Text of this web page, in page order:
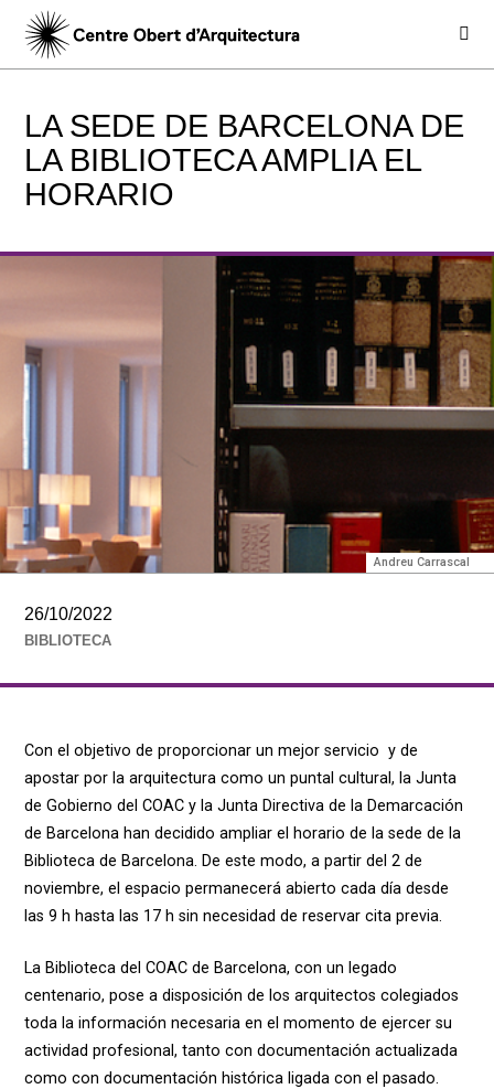
LA SEDE DE BARCELONA DE
LA BIBLIOTECA AMPLIA EL
HORARIO
Andreu Carrascal
26/10/2022
BIBLIOTECA
Con el objetivo de proporcionar un mejor servicio y de
apostar por la arquitectura como un puntal cultural, la Junta
de Gobierno del COAC y la Junta Directiva de la Demarcación
de Barcelona han decidido ampliar el horario de la sede de la
Biblioteca de Barcelona. De este modo, a partir del 2 de
noviembre, el espacio permanecerá abierto cada día desde
las 9 h hasta las 17 h sin necesidad de reservar cita previa.
La Biblioteca del COAC de Barcelona, con un legado
centenario, pose a disposición de los arquitectos colegiados
toda la información necesaria en el momento de ejercer su
actividad profesional, tanto con documentación actualizada
como con documentación histórica ligada con el pasado.